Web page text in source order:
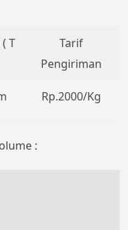
T
Tarif
Pengiriman
Rp.2000/Kg
: